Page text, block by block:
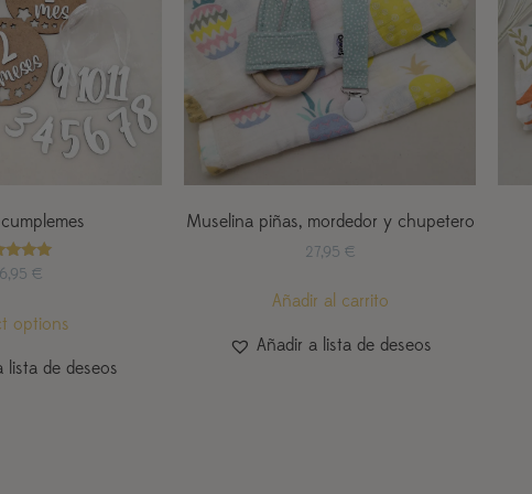
con
€
options
lista de deseos
Muselina piñas, mordedor y chupetero
27,95 €
Añadir al carrito
Añadir a lista de deseos